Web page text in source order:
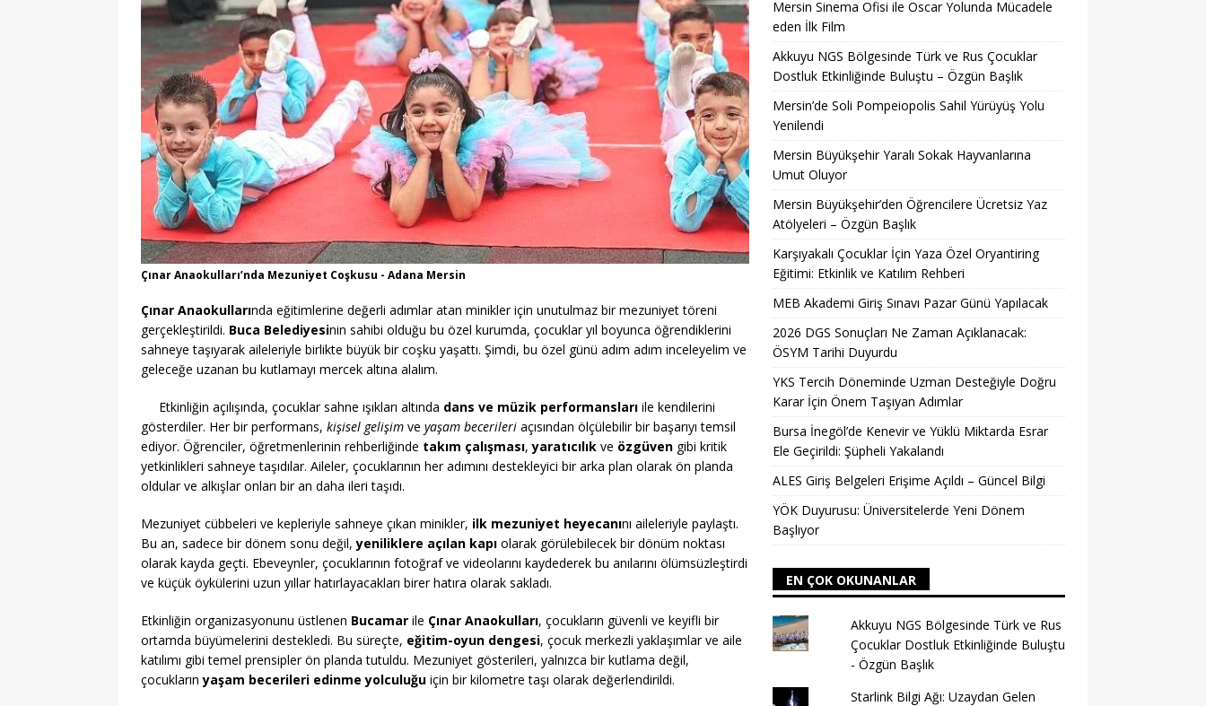
Çınar Anaokulları’nda Mezuniyet Coşkusu - Adana Mersin
Çınar Anaokullarında eğitimlerine değerli adımlar atan minikler için unutulmaz bir mezuniyet töreni
gerçekleştirildi. Buca Belediyesinin sahibi olduğu bu özel kurumda, çocuklar yıl boyunca öğrendiklerini
sahneye taşıyarak aileleriyle birlikte büyük bir coşku yaşattı. Şimdi, bu özel günü adım adım inceleyelim ve
geleceğe uzanan bu kutlamayı mercek altına alalım.
Etkinliğin açılışında, çocuklar sahne ışıkları altında dans ve müzik performansları ile kendilerini
gösterdiler. Her bir performans, kişisel gelişim ve yaşam becerileri açısından ölçülebilir bir başarıyı temsil
ediyor. Öğrenciler, öğretmenlerinin rehberliğinde takım çalışması,yaratıcılık ve özgüven gibi kritik
yetkinlikleri sahneye taşıdılar. Aileler, çocuklarının her adımını destekleyici bir arka plan olarak ön planda
oldular ve alkışlar onları bir an daha ileri taşıdı.
Mezuniyet cübbeleri ve kepleriyle sahneye çıkan minikler, ilk mezuniyet heyecanını aileleriyle paylaştı.
Bu an, sadece bir dönem sonu değil,yeniliklere açılan kapı olarak görülebilecek bir dönüm noktası
olarak kayda geçti. Ebeveynler, çocuklarının fotoğraf ve videolarını kaydederek bu anılarını ölümsüzleştirdi
ve küçük öykülerini uzun yıllar hatırlayacakları birer hatıra olarak sakladı.
Etkinliğin organizasyonunu üstlenen Bucamar ile Çınar Anaokulları, çocukların güvenli ve keyifli bir
ortamda büyümelerini destekledi. Bu süreçte, eğitim-oyun dengesi, çocuk merkezli yaklaşımlar ve aile
katılımı gibi temel prensipler ön planda tutuldu. Mezuniyet gösterileri, yalnızca bir kutlama değil,
çocuklarınyaşam becerileri edinme yolculuğu için bir kilometre taşı olarak değerlendirildi.
Mersin Sinema Ofisi ile Oscar Yolunda Mücadele
eden İlk Film
Akkuyu NGS Bölgesinde Türk ve Rus Çocuklar
Dostluk Etkinliğinde Buluştu – Özgün Başlık
Mersin’de Soli Pompeiopolis Sahil Yürüyüş Yolu
Yenilendi
Mersin Büyükşehir Yaralı Sokak Hayvanlarına
Umut Oluyor
Mersin Büyükşehir’den Öğrencilere Ücretsiz Yaz
Atölyeleri – Özgün Başlık
Karşıyakalı Çocuklar İçin Yaza Özel Oryantiring
Eğitimi: Etkinlik ve Katılım Rehberi
MEB Akademi Giriş Sınavı Pazar Günü Yapılacak
2026 DGS Sonuçları Ne Zaman Açıklanacak:
ÖSYM Tarihi Duyurdu
YKS Tercih Döneminde Uzman Desteğiyle Doğru
Karar İçin Önem Taşıyan Adımlar
Bursa İnegöl’de Kenevir ve Yüklü Miktarda Esrar
Ele Geçirildi: Şüpheli Yakalandı
ALES Giriş Belgeleri Erişime Açıldı – Güncel Bilgi
YÖK Duyurusu: Üniversitelerde Yeni Dönem
Başlıyor
EN ÇOK OKUNANLAR
Akkuyu NGS Bölgesinde Türk ve Rus
Çocuklar Dostluk Etkinliğinde Buluştu
- Özgün Başlık
Starlink Bilgi Ağı: Uzaydan Gelen